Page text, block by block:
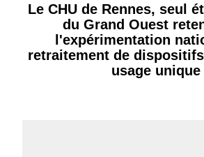
Le CHU de Rennes, seul
du Grand Ouest
l'expérimentation
retraitement de
usage unique